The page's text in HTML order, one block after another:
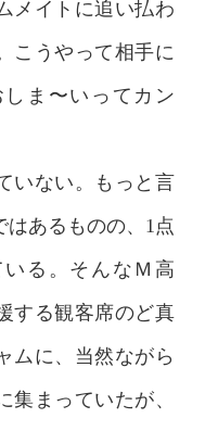
メイトに追い払わ
こうやって相手に
ま〜いってカン
いない。もっと言
はあるものの、1点
る。そんなＭ高
する観客席のど真
ムに、当然ながら
集まっていたが、